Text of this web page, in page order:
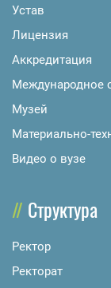
Устав
Лицензия
Аккредитация
Международное
Музей
Материально-
Видео о вузе
Структура
Ректор
Ректорат